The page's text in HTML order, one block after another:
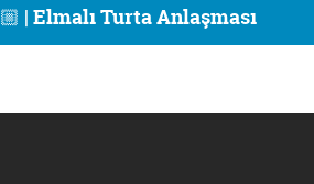
| Elmalı Turta Anlaşması